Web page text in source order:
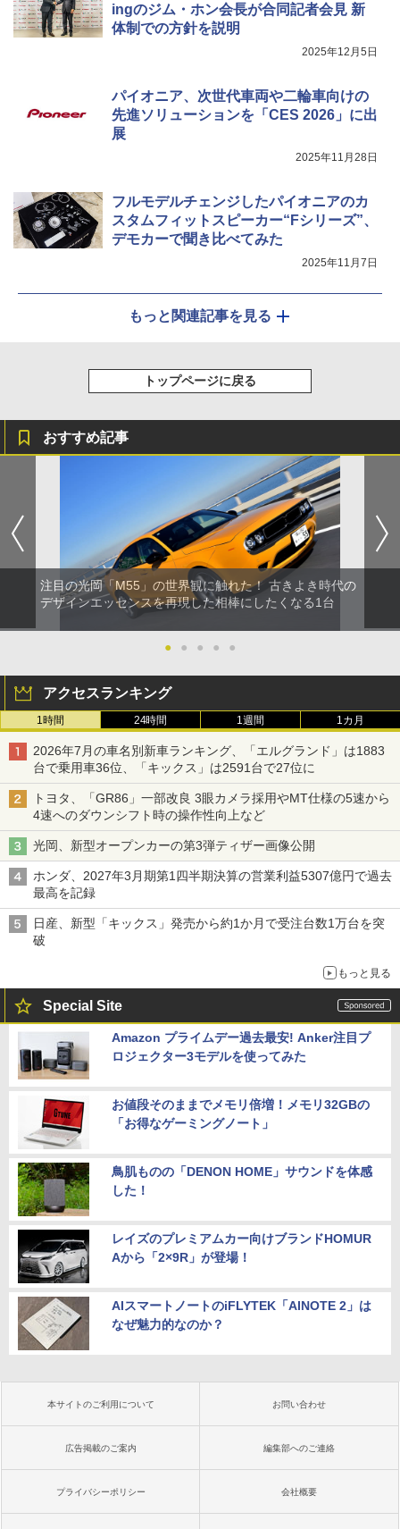
ingのジム・ホン会長が合同記者会見 新
体制での方針を説明
2025年12月5日
パイオニア、次世代車両や二輪車向けの
先進ソリューションを「CES 2026」に出
展
2025年11月28日
フルモデルチェンジしたパイオニアのカ
スタムフィットスピーカー“Fシリーズ”、
デモカーで聞き比べてみた
2025年11月7日
もっと関連記事を見る
トップページに戻る
おすすめ記事
注目の光岡「M55」の世界観に触れた！ 古きよき時代の
デザインエッセンスを再現した相棒にしたくなる1台
● ● ● ● ●
アクセスランキング
1時間 24時間 1週間 1カ月
2026年7月の車名別新車ランキング、「エルグランド」は1883
台で乗用車36位、「キックス」は2591台で27位に
トヨタ、「GR86」一部改良 3眼カメラ採用やMT仕様の5速から
4速へのダウンシフト時の操作性向上など
光岡、新型オープンカーの第3弾ティザー画像公開
ホンダ、2027年3月期第1四半期決算の営業利益5307億円で過去
最高を記録
日産、新型「キックス」発売から約1か月で受注台数1万台を突
破
もっと見る
Special Site
Amazon プライムデー過去最安! Anker注目プ
ロジェクター3モデルを使ってみた
お値段そのままでメモリ倍増！メモリ32GBの
「お得なゲーミングノート」
鳥肌ものの「DENON HOME」サウンドを体感
した！
レイズのプレミアムカー向けブランドHOMUR
Aから「2×9R」が登場！
AIスマートノートのiFLYTEK「AINOTE 2」は
なぜ魅力的なのか？
本サイトのご利用について お問い合わせ
広告掲載のご案内 編集部へのご連絡
プライバシーポリシー 会社概要